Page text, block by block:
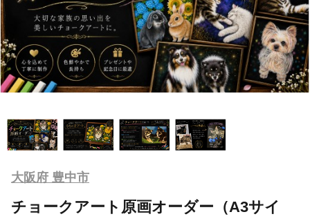
大阪府 豊中市
チョークアート原画オーダー（A3サイ